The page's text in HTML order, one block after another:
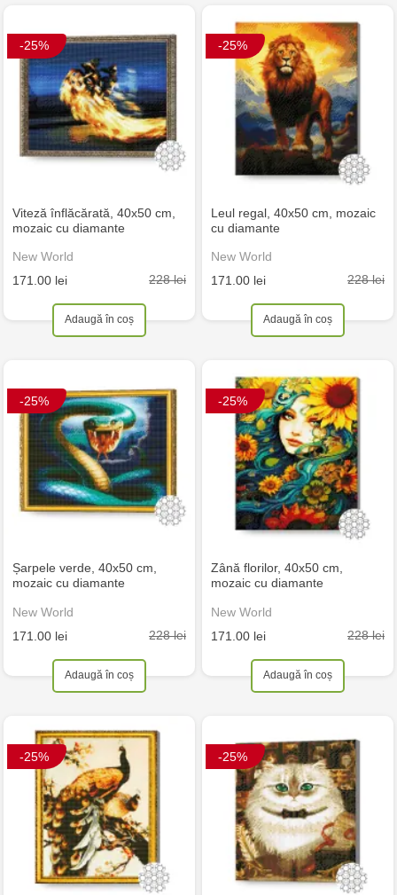
-25%
Viteză înflăcărată, 40x50 cm,
mozaic cu diamante
New World
171.00 lei
228 lei
Adaugă în coș
-25%
Leul regal, 40x50 cm, mozaic
cu diamante
New World
171.00 lei
228 lei
Adaugă în coș
-25%
Șarpele verde, 40x50 cm,
mozaic cu diamante
New World
171.00 lei
228 lei
Adaugă în coș
-25%
Zână florilor, 40x50 cm,
mozaic cu diamante
New World
171.00 lei
228 lei
Adaugă în coș
-25% -25%